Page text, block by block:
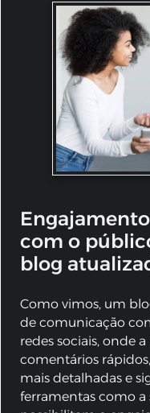
com o
blog
Como vimos, um
de comunicação
redes sociais, onde
comentários
mais detalhadas e
ferramentas como a